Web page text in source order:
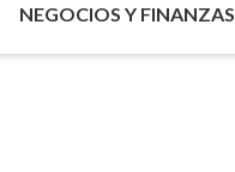
NEGOCIOS Y FINANZAS